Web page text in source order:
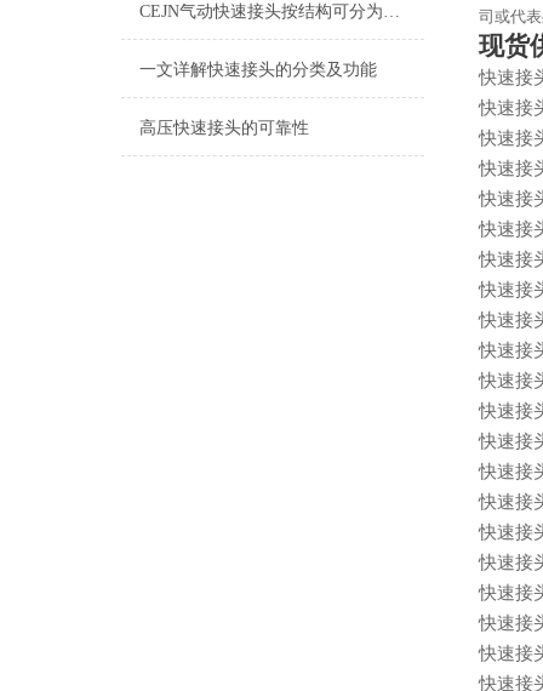
CEJN气动快速接头按结构可分为哪几种类型呢？
一文详解快速接头的分类及功能
高压快速接头的可靠性
司或代
现货
快速接
快速接
快速接
快速接
快速接
快速接
快速接
快速接
快速接
快速接
快速接
快速接
快速接
快速接
快速接
快速接
快速接
快速接
快速接
快速接
快速接